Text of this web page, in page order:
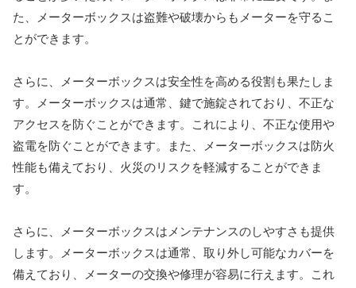
た、メーターボックスは盗難や破壊からもメーターを守るこ
とができます。
さらに、メーターボックスは安全性を高める役割も果たしま
す。メーターボックスは通常、鍵で施錠されており、不正な
アクセスを防ぐことができます。これにより、不正な使用や
盗電を防ぐことができます。また、メーターボックスは防火
性能も備えており、火災のリスクを軽減することができま
す。
さらに、メーターボックスはメンテナンスのしやすさも提供
します。メーターボックスは通常、取り外し可能なカバーを
備えており、メーターの交換や修理が容易に行えます。これ